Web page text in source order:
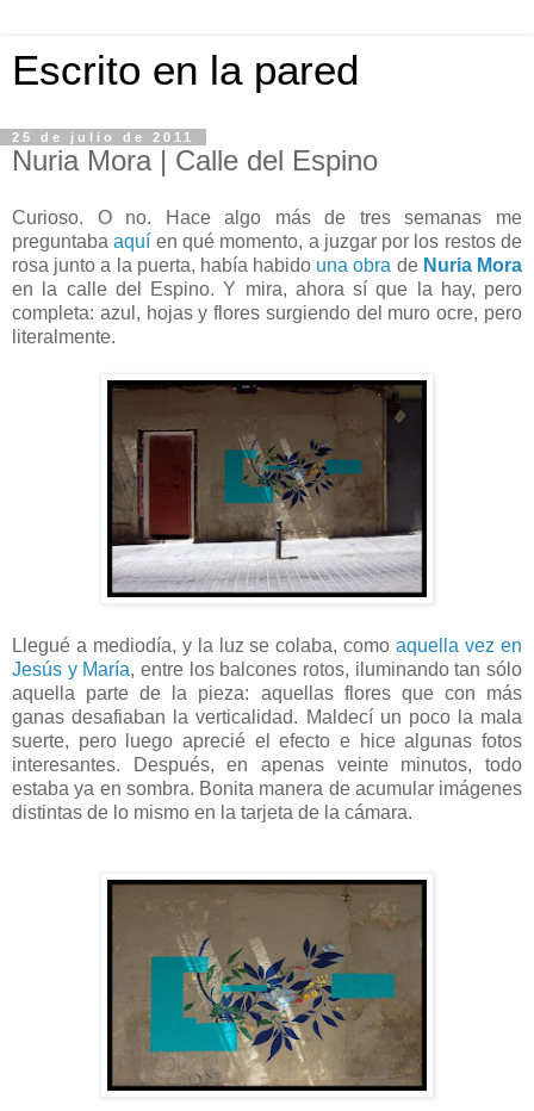
Escrito en la pared
25 de julio de 2011
Nuria Mora | Calle del Espino
Curioso. O no. Hace algo más de tres semanas me
preguntabaaquí en qué momento, a juzgar por los restos de
rosa junto a la puerta, había habido una obra de Nuria Mora
en la calle del Espino. Y mira, ahora sí que la hay, pero
completa: azul, hojas y flores surgiendo del muro ocre, pero
literalmente.
Llegué a mediodía, y la luz se colaba, comoaquella vez en
Jesús y María, entre los balcones rotos, iluminando tan sólo
aquella parte de la pieza: aquellas flores que con más
ganas desafiaban la verticalidad. Maldecí un poco la mala
suerte, pero luego aprecié el efecto e hice algunas fotos
interesantes. Después, en apenas veinte minutos, todo
estaba ya en sombra. Bonita manera de acumular imágenes
distintas de lo mismo en la tarjeta de la cámara.